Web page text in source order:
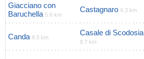
Giacciano con
Baruchella 5.6 km
Castagnaro 6.3 km
Canda 8.5 km
Casale di Scodosia
8.7 km